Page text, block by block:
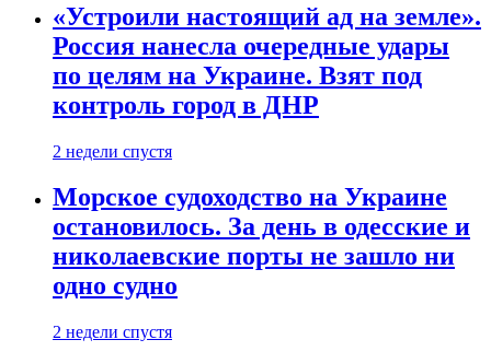
«Устроили настоящий ад на земле».
Россия нанесла очередные удары
по целям на Украине. Взят под
контроль город в ДНР
2 недели спустя
Морское судоходство на Украине
остановилось. За день в одесские и
николаевские порты не зашло ни
одно судно
2 недели спустя